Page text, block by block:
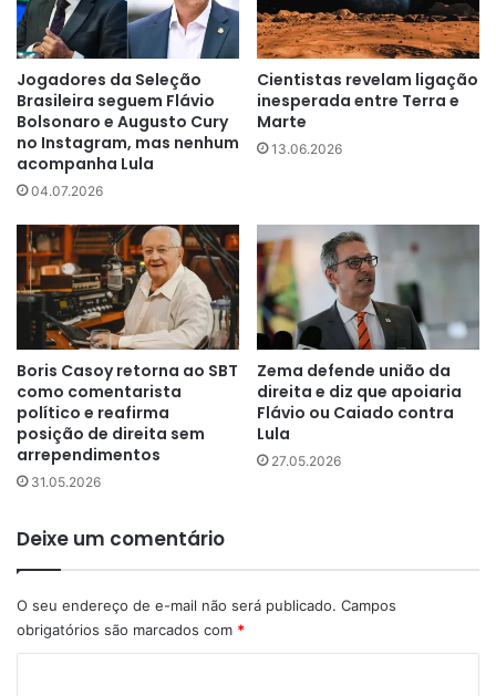
Jogadores da Seleção
Brasileira seguem Flávio
Bolsonaro e Augusto Cury
no Instagram, mas nenhum
acompanha Lula
04.07.2026
Cientistas revelam ligação
inesperada entre Terra e
Marte
13.06.2026
Boris Casoy retorna ao SBT
como comentarista
político e reafirma
posição de direita sem
arrependimentos
31.05.2026
Zema defende união da
direita e diz que apoiaria
Flávio ou Caiado contra
Lula
27.05.2026
Deixe um comentário
O seu endereço de e-mail não será publicado. Campos
obrigatórios são marcados com *